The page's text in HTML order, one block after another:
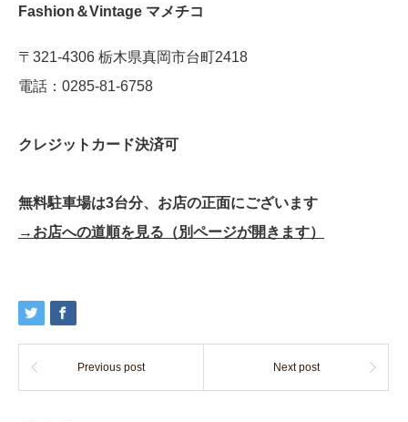
Fashion＆Vintage マメチコ
〒321-4306 栃木県真岡市台町2418
電話：0285-81-6758
クレジットカード決済可
無料駐車場は3台分、お店の正面にございます
→お店への道順を見る（別ページが開きます）
Previous post Next post